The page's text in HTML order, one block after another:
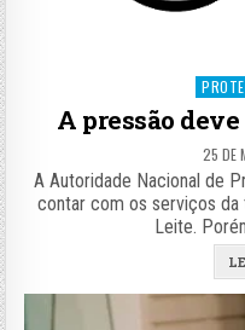
A pressão
25 DE
A Autoridade Nacional de
contar com os serviços da
Leite.